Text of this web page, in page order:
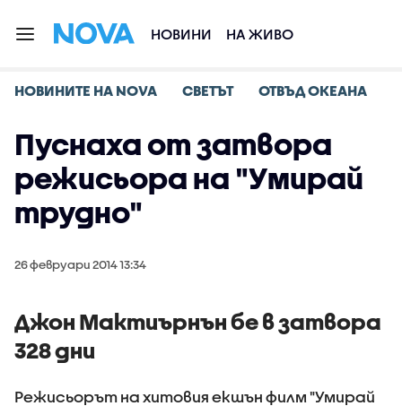
НОВИНИ НА ЖИВО
НОВИНИТЕ НА NOVA СВЕТЪТ ОТВЪД ОКЕАНА
Пуснаха от затвора
режисьора на "Умирай
трудно"
26 февруари 2014 13:34
Джон Мактиърнън бе в затвора
328 дни
Режисьорът на хитовия екшън филм "Умирай